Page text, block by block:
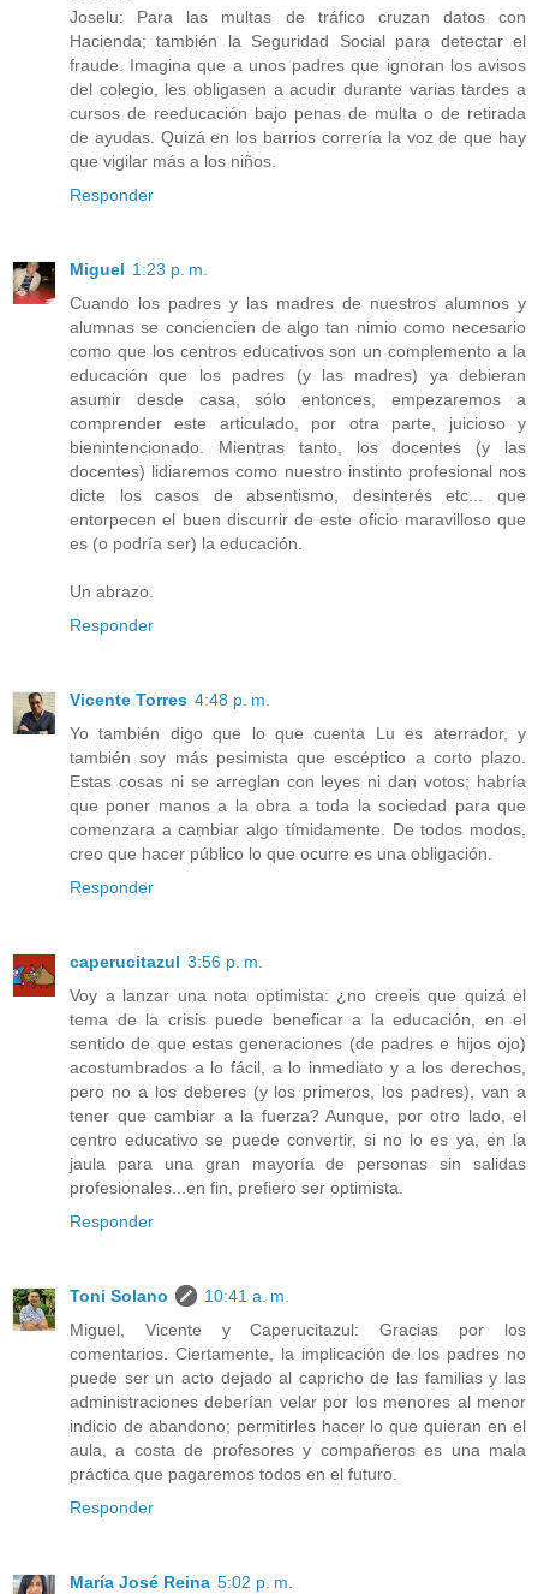
Joselu: Para las multas de tráfico cruzan datos con
Hacienda; también la Seguridad Social para detectar el
fraude. Imagina que a unos padres que ignoran los avisos
del colegio, les obligasen a acudir durante varias tardes a
cursos de reeducación bajo penas de multa o de retirada
de ayudas. Quizá en los barrios correría la voz de que hay
que vigilar más a los niños.
Responder
Miguel 1:23 p. m.
Cuando los padres y las madres de nuestros alumnos y
alumnas se conciencien de algo tan nimio como necesario
como que los centros educativos son un complemento a la
educación que los padres (y las madres) ya debieran
asumir desde casa, sólo entonces, empezaremos a
comprender este articulado, por otra parte, juicioso y
bienintencionado. Mientras tanto, los docentes (y las
docentes) lidiaremos como nuestro instinto profesional nos
dicte los casos de absentismo, desinterés etc... que
entorpecen el buen discurrir de este oficio maravilloso que
es (o podría ser) la educación.
Un abrazo.
Responder
Vicente Torres 4:48 p. m.
Yo también digo que lo que cuenta Lu es aterrador, y
también soy más pesimista que escéptico a corto plazo.
Estas cosas ni se arreglan con leyes ni dan votos; habría
que poner manos a la obra a toda la sociedad para que
comenzara a cambiar algo tímidamente. De todos modos,
creo que hacer público lo que ocurre es una obligación.
Responder
caperucitazul 3:56 p. m.
Voy a lanzar una nota optimista: ¿no creeis que quizá el
tema de la crisis puede beneficar a la educación, en el
sentido de que estas generaciones (de padres e hijos ojo)
acostumbrados a lo fácil, a lo inmediato y a los derechos,
pero no a los deberes (y los primeros, los padres), van a
tener que cambiar a la fuerza? Aunque, por otro lado, el
centro educativo se puede convertir, si no lo es ya, en la
jaula para una gran mayoría de personas sin salidas
profesionales...en fin, prefiero ser optimista.
Responder
Toni Solano
10:41 a. m.
Miguel, Vicente y Caperucitazul: Gracias por los
comentarios. Ciertamente, la implicación de los padres no
puede ser un acto dejado al capricho de las familias y las
administraciones deberían velar por los menores al menor
indicio de abandono; permitirles hacer lo que quieran en el
aula, a costa de profesores y compañeros es una mala
práctica que pagaremos todos en el futuro.
Responder
María José Reina 5:02 p. m.